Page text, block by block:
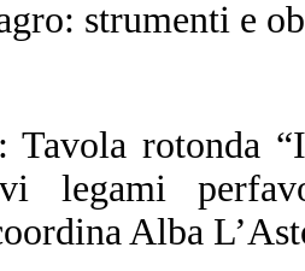
strumenti e
Tavola rotonda
legami
Alba